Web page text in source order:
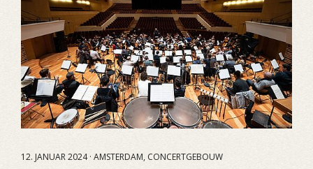
12. JANUAR 2024 · AMSTERDAM, CONCERTGEBOUW